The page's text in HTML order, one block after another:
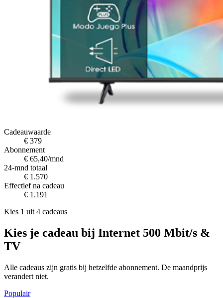
Cadeauwaarde
€ 379
Abonnement
€ 65,40/mnd
24-mnd totaal
€ 1.570
Effectief na cadeau
€ 1.191
Kies 1 uit 4 cadeaus
Kies je cadeau bij Internet 500 Mbit/s &
TV
Alle cadeaus zijn gratis bij hetzelfde abonnement. De maandprijs
verandert niet.
Populair